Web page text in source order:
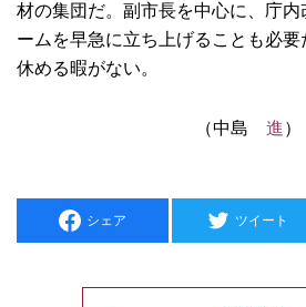
材の集団だ。副市長を中心に、庁
ームを早急に立ち上げることも必
休める暇がない。
（中島 進）
シェア ツイート